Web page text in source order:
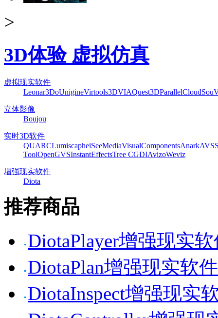
>
3D体验 虚拟仿真
虚拟现实软件
Leonar3DoUnigineVirtools3DVIAQuest3DParallelCloud
立体影像
Boujou
实时3D软件
QUARCLumiscapheiSeeMediaVisualComponentsAnarkAVS
ToolOpenGVSInstantEffectsTree CGDIAvizoWeviz
增强现实软件
Diota
推荐商品
DiotaPlayer增强现实
DiotaPlan增强现实软件
DiotaInspect增强现实